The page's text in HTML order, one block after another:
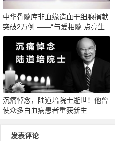
中华骨髓库非血缘造血干细胞捐献
突破2万例 ——“与爱相髓 点亮生
命”主题宣传活动在岳阳举行
沉痛悼念，陆道培院士逝世！他曾
使众多白血病患者重获新生
发表评论